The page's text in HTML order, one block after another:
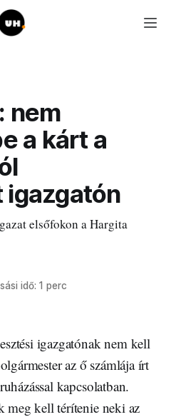
nem
a kárt a
elsőfokon a Hargita
idő: 1 perc
igazgatónak nem kell
az ő számlája írt
kapcsolatban.
meg kell térítenie neki az